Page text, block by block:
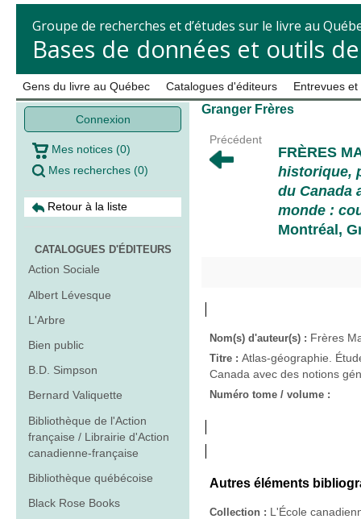
Groupe de recherches et d’études sur le livre au
Bases de données et outils
Gens du livre au Québec Catalogues d'éditeurs Entrevues
Connexion
Mes notices (0)
Mes recherches (0)
Retour à la liste
CATALOGUES D'ÉDITEURS
Action Sociale
Albert Lévesque
L'Arbre
Bien public
B.D. Simpson
Bernard Valiquette
Bibliothèque de l'Action
française / Librairie d'Action
canadienne-française
Bibliothèque québécoise
Black Rose Books
Granger Frères
Précédent
FRÈRES
historique,
du Canada
monde :
Montréal,
Nom(s) d'auteur(s) : Frères
Titre : Atlas-géographie.
Canada avec des notions
Numéro tome / volume :
Autres éléments
Collection : L'École